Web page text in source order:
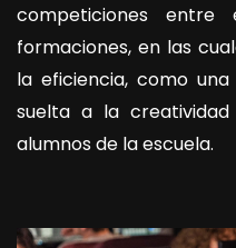
competiciones entre
formaciones, en las
la eficiencia, como
suelta a la
alumnos de la escuela.